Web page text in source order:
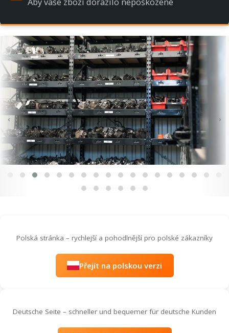
‹ ›
Polská stránka – rychlejší a pohodlnější pro polské zákazníky
Přejít na polskou verzi
Deutsche Seite – schneller und bequemer für deutsche Kunden